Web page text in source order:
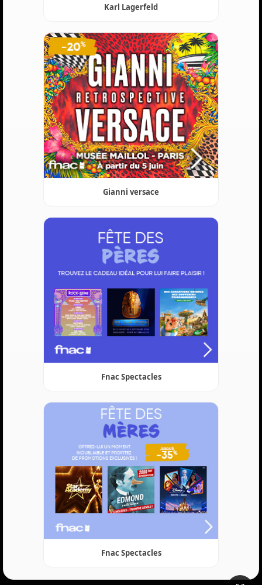
Karl Lagerfeld
Gianni versace
Fnac Spectacles
Fnac Spectacles